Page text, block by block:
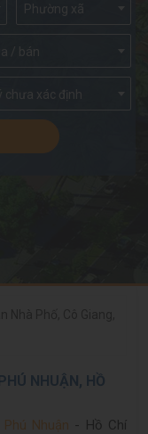
Phường xã
/ bán
chưa xác định
NHUẬN, HỒ
Phú Nhuận - Hồ Chí